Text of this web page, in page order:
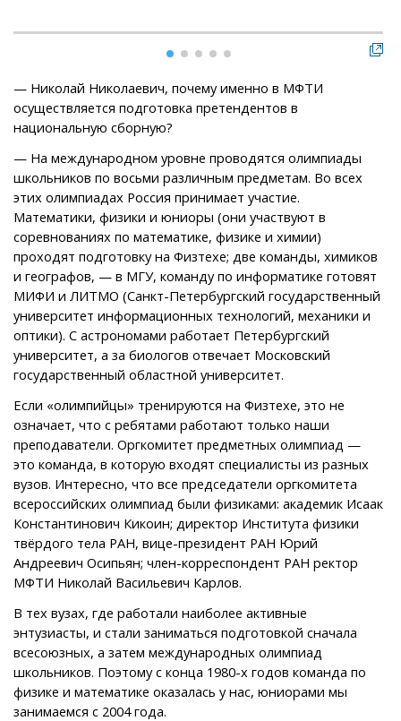
— Николай Николаевич, почему именно в МФТИ
осуществляется подготовка претендентов в
национальную сборную?
— На международном уровне проводятся олимпиады
школьников по восьми различным предметам. Во всех
этих олимпиадах Россия принимает участие.
Математики, физики и юниоры (они участвуют в
соревнованиях по математике, физике и химии)
проходят подготовку на Физтехе; две команды, химиков
и географов, — в МГУ, команду по информатике готовят
МИФИ и ЛИТМО (Санкт-Петербургский государственный
университет информационных технологий, механики и
оптики). С астрономами работает Петербургский
университет, а за биологов отвечает Московский
государственный областной университет.
Если «олимпийцы» тренируются на Физтехе, это не
означает, что с ребятами работают только наши
преподаватели. Оргкомитет предметных олимпиад —
это команда, в которую входят специалисты из разных
вузов. Интересно, что все председатели оргкомитета
всероссийских олимпиад были физиками: академик Исаак
Константинович Кикоин; директор Института физики
твёрдого тела РАН, вице-президент РАН Юрий
Андреевич Осипьян; член-корреспондент РАН ректор
МФТИ Николай Васильевич Карлов.
В тех вузах, где работали наиболее активные
энтузиасты, и стали заниматься подготовкой сначала
всесоюзных, а затем международных олимпиад
школьников. Поэтому с конца 1980-х годов команда по
физике и математике оказалась у нас, юниорами мы
занимаемся с 2004 года.